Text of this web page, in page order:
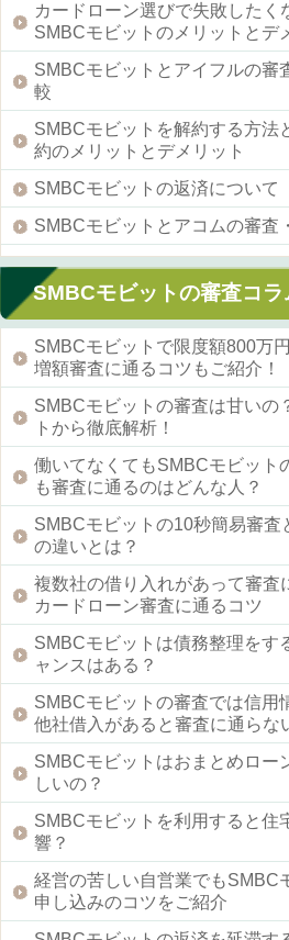
カードローン選びで失敗したく
SMBCモビットのメリットとデ
SMBCモビットとアイフルの審
較
SMBCモビットを解約する方法
約のメリットとデメリット
SMBCモビットの返済について
SMBCモビットとアコムの審査
SMBCモビットの審査コラ
SMBCモビットで限度額800万
増額審査に通るコツもご紹介！
SMBCモビットの審査は甘いの
トから徹底解析！
働いてなくてもSMBCモビット
も審査に通るのはどんな人？
SMBCモビットの10秒簡易審査
の違いとは？
複数社の借り入れがあって審査
カードローン審査に通るコツ
SMBCモビットは債務整理をす
ャンスはある？
SMBCモビットの審査では信用
他社借入があると審査に通らな
SMBCモビットはおまとめロー
しいの？
SMBCモビットを利用すると住
響？
経営の苦しい自営業でもSMBC
申し込みのコツをご紹介